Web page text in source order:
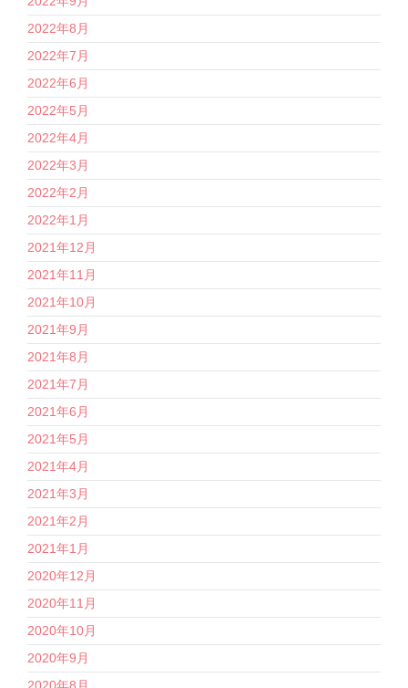
2022年8月
2022年7月
2022年6月
2022年5月
2022年4月
2022年3月
2022年2月
2022年1月
2021年12月
2021年11月
2021年10月
2021年9月
2021年8月
2021年7月
2021年6月
2021年5月
2021年4月
2021年3月
2021年2月
2021年1月
2020年12月
2020年11月
2020年10月
2020年9月